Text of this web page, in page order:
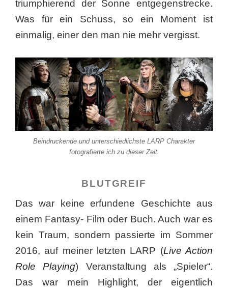
triumphierend der Sonne entgegenstrecke.
Was für ein Schuss, so ein Moment ist
einmalig, einer den man nie mehr vergisst.
Beindruckende und unterschiedlichste LARP Charakter
fotografierte ich zu dieser Zeit.
BLUTGREIF
Das war keine erfundene Geschichte aus
einem Fantasy- Film oder Buch. Auch war es
kein Traum, sondern passierte im Sommer
2016, auf meiner letzten LARP (Live Action
Role Playing) Veranstaltung als „Spieler“.
Das war mein Highlight, der eigentlich